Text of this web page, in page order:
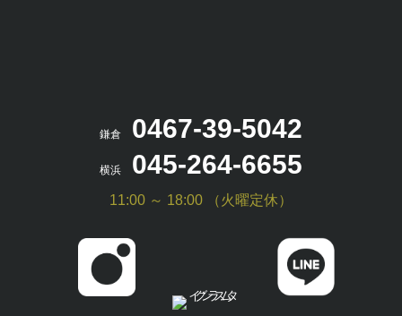
鎌倉 0467-39-5042
横浜 045-264-6655
11:00 ～ 18:00 （火曜定休）